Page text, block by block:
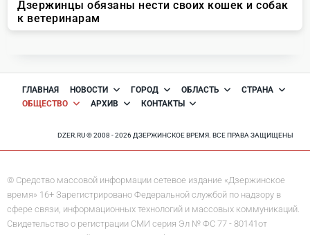
ГЛАВНАЯ НОВОСТИ ГОРОД ОБЛАСТЬ
СТРАНА
ОБЩЕСТВО
АРХИВ КОНТАКТЫ
DZER.RU © 2008 - 2026 ДЗЕРЖИНСКОЕ ВРЕМЯ. ВСЕ ПРАВА ЗАЩИЩЕНЫ
© Средство массовой информации сетевое издание «Дзержинское
время» 16+ Зарегистрировано Федеральной службой по надзору в
сфере связи, информационных технологий и массовых коммуникаций.
Свидетельство о регистрации СМИ серия Эл № ФС 77 - 80141от